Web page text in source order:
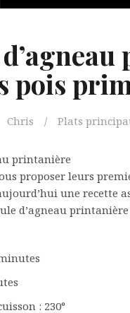
pois
Chris Plats
proposer leurs
une recette
d’agneau
: 230°